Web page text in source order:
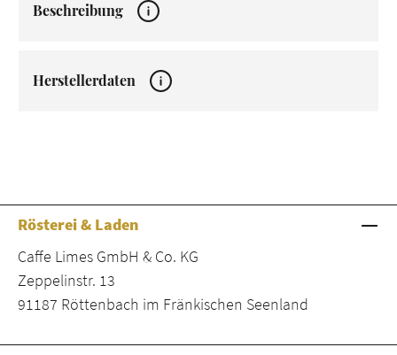
Beschreibung
Herstellerdaten
Rösterei & Laden
Caffe Limes GmbH & Co. KG
Zeppelinstr. 13
91187 Röttenbach im Fränkischen Seenland